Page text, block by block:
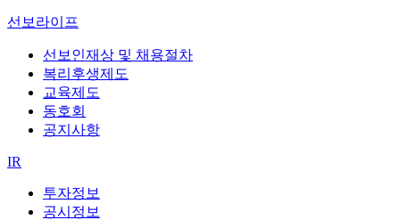
선보라이프
선보인재상 및 채용절차
복리후생제도
교육제도
동호회
공지사항
IR
투자정보
공시정보